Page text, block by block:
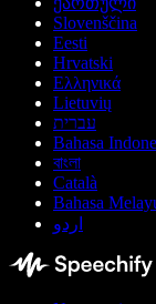
Slovenščina
Eesti
Hrvatski
Ελληνικά
Lietuvių
עברית
Bahasa
বাংলা
Català
Bahasa
اردو